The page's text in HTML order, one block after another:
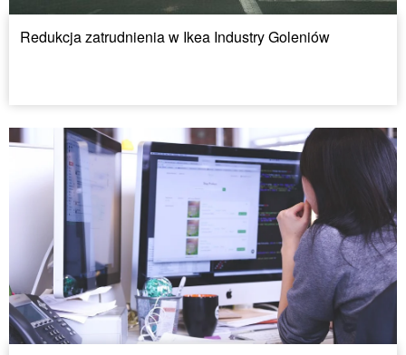
Redukcja zatrudnienia w Ikea Industry Goleniów